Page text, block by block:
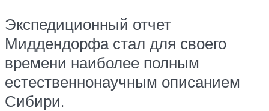
Экспедиционный отчет
Миддендорфа стал для своего
времени наиболее полным
естественнонаучным описанием
Сибири.